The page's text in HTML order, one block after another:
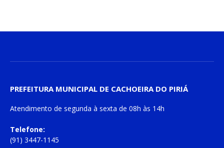
PREFEITURA MUNICIPAL DE CACHOEIRA DO PIRIÁ
Atendimento de segunda à sexta de 08h às 14h
Telefone:
(91) 3447-1145